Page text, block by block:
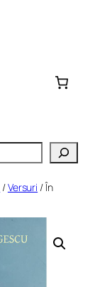
/Versuri / În